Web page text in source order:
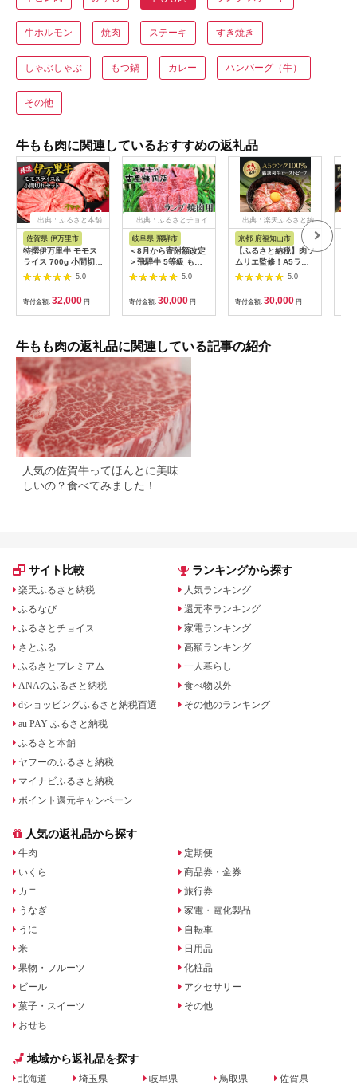
牛ホルモン 焼肉 ステーキ すき焼き
しゃぶしゃぶ もつ鍋 カレー ハンバーグ（牛）
その他
牛もも肉に関連しているおすすめの返礼品
出典：ふるさと本舗
佐賀県 伊万里市
特撰伊万里牛 モモス
ライス 700g 小間切れ
500g セット 044-
5.0
寄付金額: 32,000 円
出典：ふるさとチョイ
岐阜県 飛騨市
＜8月から寄附額改定
＞飛騨牛 5等級 もも
肉レア部位 ランプ 焼
肉用300ｇ 飛騨市推
奨特産品 古里精肉店
牛肉 和牛 肉 焼肉 熨
斗掛け 熨斗掛け
[C0043ch]
5.0
寄付金額: 30,000 円
出典：楽天ふるさと納
京都 府福知山市
【ふるさと納税】肉ソ
ムリエ監修！A5ラン
ク厳選和牛ローストビ
ーフ(300g×2本・計
600g) ローストビーフ
A5ランク 和牛 レシピ
ギフト 贈答 贈答品 お
せ市 【fc-AX001】
【肉のABCフーズ福
5.0
寄付金額: 30,000 円
牛もも肉の返礼品に関連している記事の紹介
人気の佐賀牛ってほんとに美味
しいの？食べてみました！
サイト比較
楽天ふるさと納税
ふるなび
ふるさとチョイス
さとふる
ふるさとプレミアム
ANAのふるさと納税
dショッピングふるさと納税百選
au PAY ふるさと納税
ふるさと本舗
ヤフーのふるさと納税
マイナビふるさと納税
ポイント還元キャンペーン
ランキングから探す
人気ランキング
還元率ランキング
家電ランキング
高額ランキング
一人暮らし
食べ物以外
その他のランキング
人気の返礼品から探す
牛肉
いくら
カニ
うなぎ
うに
米
果物・フルーツ
ビール
菓子・スイーツ
おせち
定期便
商品券・金券
旅行券
家電・電化製品
自転車
日用品
化粧品
アクセサリー
その他
地域から返礼品を探す
北海道 埼玉県 岐阜県 鳥取県 佐賀県